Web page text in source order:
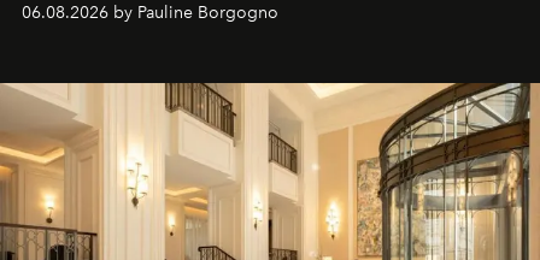
06.08.2026 by Pauline Borgogno